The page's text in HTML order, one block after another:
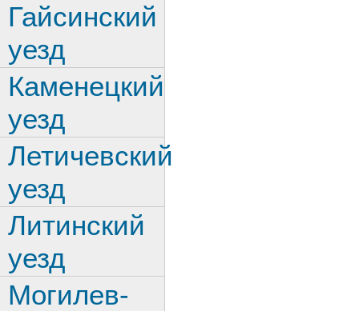
Гайсинский
уезд
Каменецкий
уезд
Летичевский
уезд
Литинский
уезд
Могилев-